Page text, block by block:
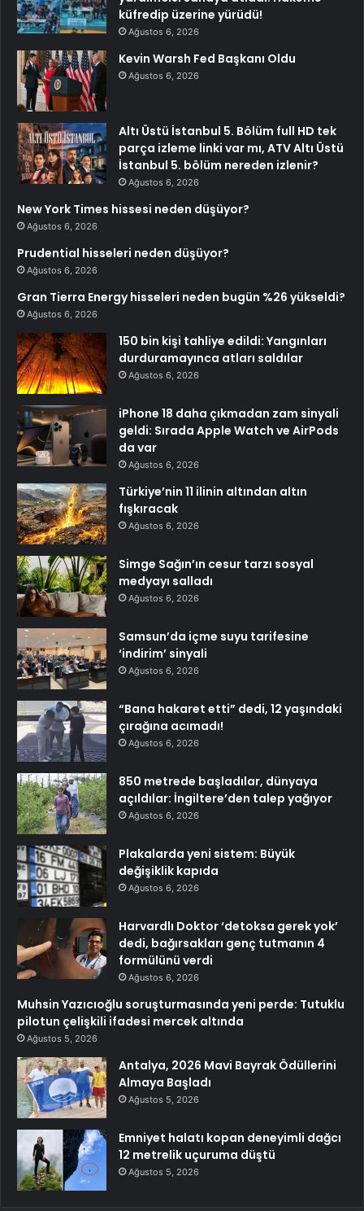
küfredip üzerine yürüdü!
Ağustos 6, 2026
Kevin Warsh Fed Başkanı Oldu
Ağustos 6, 2026
Altı Üstü İstanbul 5. Bölüm full HD tek
parça izleme linki var mı, ATV Altı Üstü
İstanbul 5. bölüm nereden izlenir?
Ağustos 6, 2026
New York Times hissesi neden düşüyor?
Ağustos 6, 2026
Prudential hisseleri neden düşüyor?
Ağustos 6, 2026
Gran Tierra Energy hisseleri neden bugün %26 yükseldi?
Ağustos 6, 2026
150 bin kişi tahliye edildi: Yangınları
durduramayınca atları saldılar
Ağustos 6, 2026
iPhone 18 daha çıkmadan zam sinyali
geldi: Sırada Apple Watch ve AirPods
da var
Ağustos 6, 2026
Türkiye’nin 11 ilinin altından altın
fışkıracak
Ağustos 6, 2026
Simge Sağın’ın cesur tarzı sosyal
medyayı salladı
Ağustos 6, 2026
Samsun’da içme suyu tarifesine
‘indirim’ sinyali
Ağustos 6, 2026
“Bana hakaret etti” dedi, 12 yaşındaki
çırağına acımadı!
Ağustos 6, 2026
850 metrede başladılar, dünyaya
açıldılar: İngiltere’den talep yağıyor
Ağustos 6, 2026
Plakalarda yeni sistem: Büyük
değişiklik kapıda
Ağustos 6, 2026
Harvardlı Doktor ‘detoksa gerek yok’
dedi, bağırsakları genç tutmanın 4
formülünü verdi
Ağustos 6, 2026
Muhsin Yazıcıoğlu soruşturmasında yeni perde: Tutuklu
pilotun çelişkili ifadesi mercek altında
Ağustos 5, 2026
Antalya, 2026 Mavi Bayrak Ödüllerini
Almaya Başladı
Ağustos 5, 2026
Emniyet halatı kopan deneyimli dağcı
12 metrelik uçuruma düştü
Ağustos 5, 2026